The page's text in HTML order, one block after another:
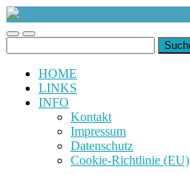
uiuiuiuiuiuiui.de
Toggle
mobile
Toggle
search
nach:
HOME
LINKS
INFO
Kontakt
Impressum
Datenschutz
Cookie-Richtlinie (EU)